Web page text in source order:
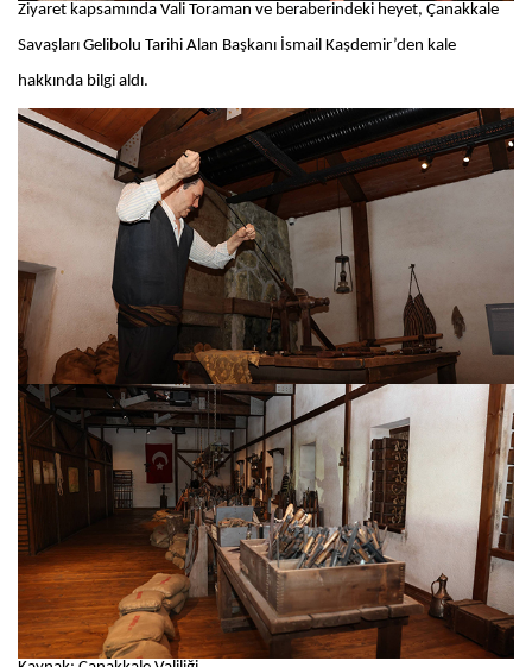
Ziyaret kapsamında Vali Toraman ve beraberindeki heyet, Çanakkale
Savaşları Gelibolu Tarihi Alan Başkanı İsmail Kaşdemir’den kale
hakkında bilgi aldı.